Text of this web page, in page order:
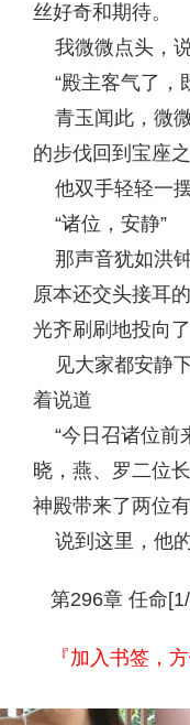
丝好奇和期待。
我微微点头，
“殿主客气了，
青玉闻此，微
的步伐回到宝座之
他双手轻轻一
“诸位，安静”
那声音犹如洪钟
原本还交头接耳
光齐刷刷地投向了
见大家都安静
着说道
“今日召诸位前
晓，燕、罗二位
神殿带来了两位
说到这里，他
第296章 任命
『加入书签，